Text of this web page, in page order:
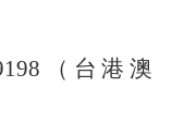
（台港澳